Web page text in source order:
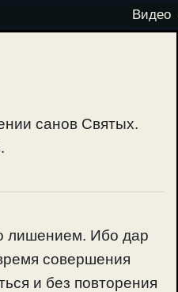
Видео
санов Святых.
лишением. Ибо дар
совершения
и без повторения